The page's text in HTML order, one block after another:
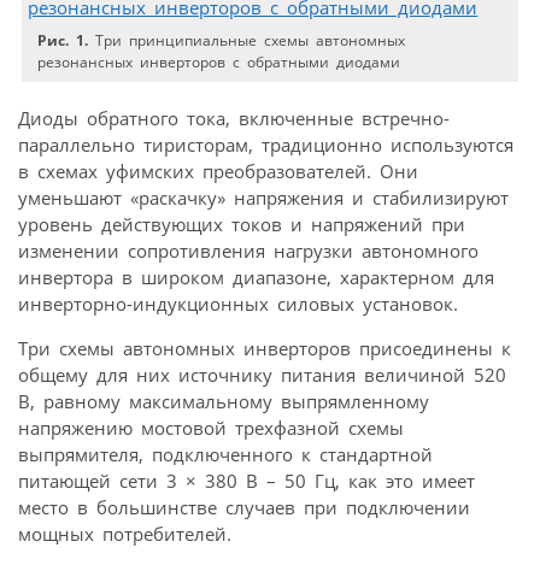
Рис. 1. Три принципиальные схемы автономных
резонансных инверторов с обратными диодами
Диоды обратного тока, включенные встречно-
параллельно тиристорам, традиционно используются
в схемах уфимских преобразователей. Они
уменьшают «раскачку» напряжения и стабилизируют
уровень действующих токов и напряжений при
изменении сопротивления нагрузки автономного
инвертора в широком диапазоне, характерном для
инверторно-индукционных силовых установок.
Три схемы автономных инверторов присоединены к
общему для них источнику питания величиной 520
В, равному максимальному выпрямленному
напряжению мостовой трехфазной схемы
выпрямителя, подключенного к стандартной
питающей сети 3 × 380 В – 50 Гц, как это имеет
место в большинстве случаев при подключении
мощных потребителей.